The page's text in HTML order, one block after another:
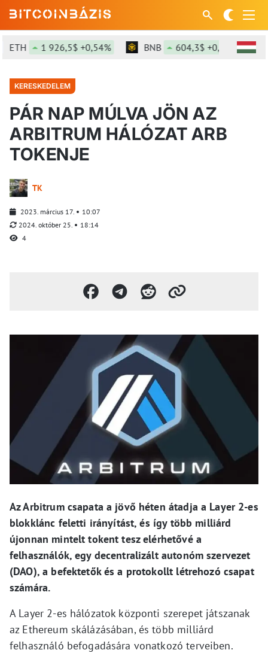
1 926,5$ +0,54% BNB 604,3$ +0,3%
KERESKEDELEM
PÁR NAP MÚLVA JÖN AZ
ARBITRUM HÁLÓZAT ARB
TOKENJE
TK
2023. március 17.
10:07
2024. október 25.
18:14
4
Az Arbitrum csapata a jövő héten átadja a Layer 2-es
blokklánc feletti irányítást, és így több milliárd
újonnan mintelt tokent tesz elérhetővé a
felhasználók, egy decentralizált autonóm szervezet
(DAO), a befektetők és a protokollt létrehozó csapat
számára.
A Layer 2-es hálózatok központi szerepet játszanak
az Ethereum skálázásában, és több milliárd
felhasználó befogadására vonatkozó terveiben.